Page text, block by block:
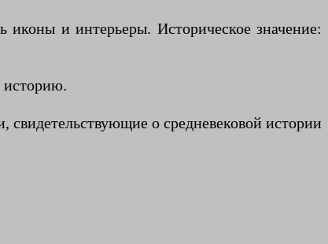
и интерьеры. Историческое значение:
историю.
о средневековой истории